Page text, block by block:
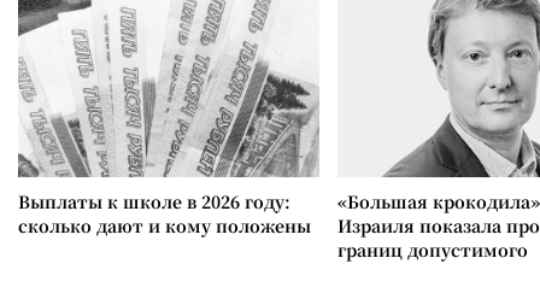
Выплаты к школе в 2026 году:
сколько дают и кому положены
«Большая
Израиля показала
границ допустимого